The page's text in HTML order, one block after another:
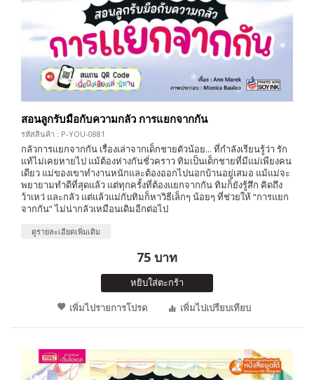
สอนลูกรับมือกับความกลัว การแยกจากกัน
รหัสสินค้า : P-YOU-0881
กลัวการแยกจากกัน เรื่องเล่าจากเด็กชายตัวน้อย... ที่กำลังเรียนรู้ว่า รัก
แท้ไม่เคยหายไป แม้ต้องห่างกันชั่วคราว ทิมเป็นเด็กชายที่มีแม่เพียงคน
เดียว แม่ของเขาทำงานหนักและต้องออกไปนอกบ้านอยู่เสมอ แม้แม่จะ
พยายามทำดีที่สุดแล้ว แต่ทุกครั้งที่ต้องแยกจากกัน ทิมก็ยังรู้สึก คิดถึง
ว้าเหว่ และกลัว แต่แล้วแม่กับทิมก็หาวิธีเล็กๆ น้อยๆ ที่ช่วยให้ “การแยก
จากกัน” ไม่น่ากลัวเหมือนเดิมอีกต่อไป
ดูรายละเอียดเพิ่มเติม
75 บาท
หยิบใส่ตะกร้า
เพิ่มไปรายการโปรด
เพิ่มไปเปรียบเทียบ